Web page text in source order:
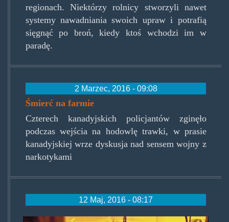
regionach. Niektórzy rolnicy stworzyli nawet
systemy nawadniania swoich upraw i potrafią
sięgnąć po broń, kiedy ktoś wchodzi im w
paradę.
2 Marzec, 2016 - 09:08
Śmierć na farmie
Czterech kanadyjskich policjantów zginęło
podczas wejścia na hodowlę trawki, w prasie
kanadyjskiej wrze dyskusja nad sensem wojny z
narkotykami
12 Maj, 2016 - 08:17